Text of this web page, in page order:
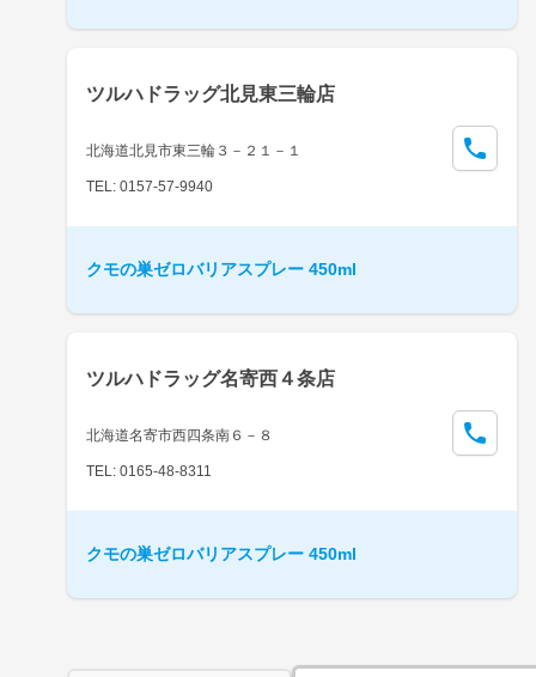
ツルハドラッグ北見東三輪店
北海道北見市東三輪３－２１－１
TEL: 0157-57-9940
クモの巣ゼロバリアスプレー 450ml
ツルハドラッグ名寄西４条店
北海道名寄市西四条南６－８
TEL: 0165-48-8311
クモの巣ゼロバリアスプレー 450ml